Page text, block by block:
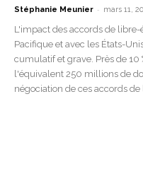
Stéphanie Meunier - mars 11,
L'impact des accords de libre-
Pacifique et avec les États-
cumulatif et grave. Près de 10
l'équivalent 250 millions de
négociation de ces accords